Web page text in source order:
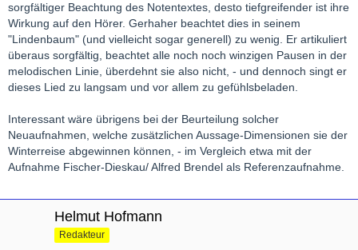
sorgfältiger Beachtung des Notentextes, desto tiefgreifender ist ihre
Wirkung auf den Hörer. Gerhaher beachtet dies in seinem
"Lindenbaum" (und vielleicht sogar generell) zu wenig. Er artikuliert
überaus sorgfältig, beachtet alle noch noch winzigen Pausen in der
melodischen Linie, überdehnt sie also nicht, - und dennoch singt er
dieses Lied zu langsam und vor allem zu gefühlsbeladen.
Interessant wäre übrigens bei der Beurteilung solcher
Neuaufnahmen, welche zusätzlichen Aussage-Dimensionen sie der
Winterreise abgewinnen können, - im Vergleich etwa mit der
Aufnahme Fischer-Dieskau/ Alfred Brendel als Referenzaufnahme.
Helmut Hofmann
Redakteur